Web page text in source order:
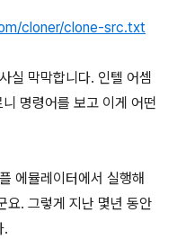
cloner/clone-src.txt
실 막막합니다. 인텔 어셈
명령어를 보고 이게 어떤
에뮬레이터에서 실행해
요. 그렇게 지난 몇년 동안
.